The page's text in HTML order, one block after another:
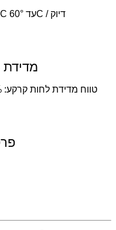
טווח מדידת לחות קרקע: 1%~ 84% /